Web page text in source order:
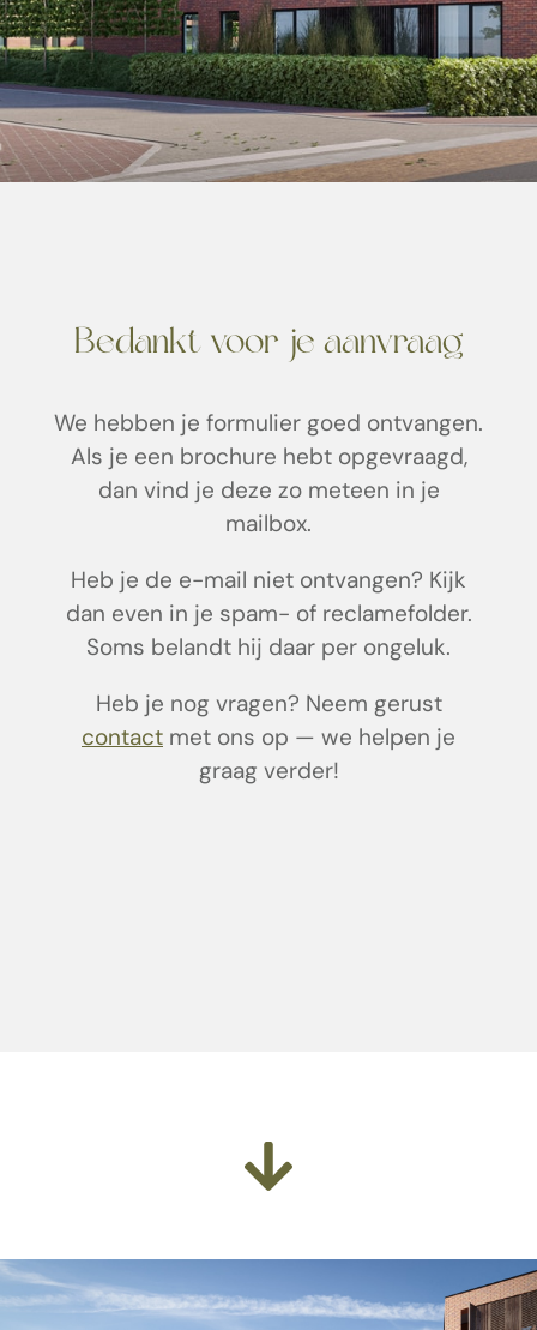
Bedankt voor je aanvraag
We hebben je formulier goed ontvangen.
Als je een brochure hebt opgevraagd,
dan vind je deze zo meteen in je
mailbox.
Heb je de e-mail niet ontvangen? Kijk
dan even in je spam- of reclamefolder.
Soms belandt hij daar per ongeluk.
Heb je nog vragen? Neem gerust
contact met ons op — we helpen je
graag verder!